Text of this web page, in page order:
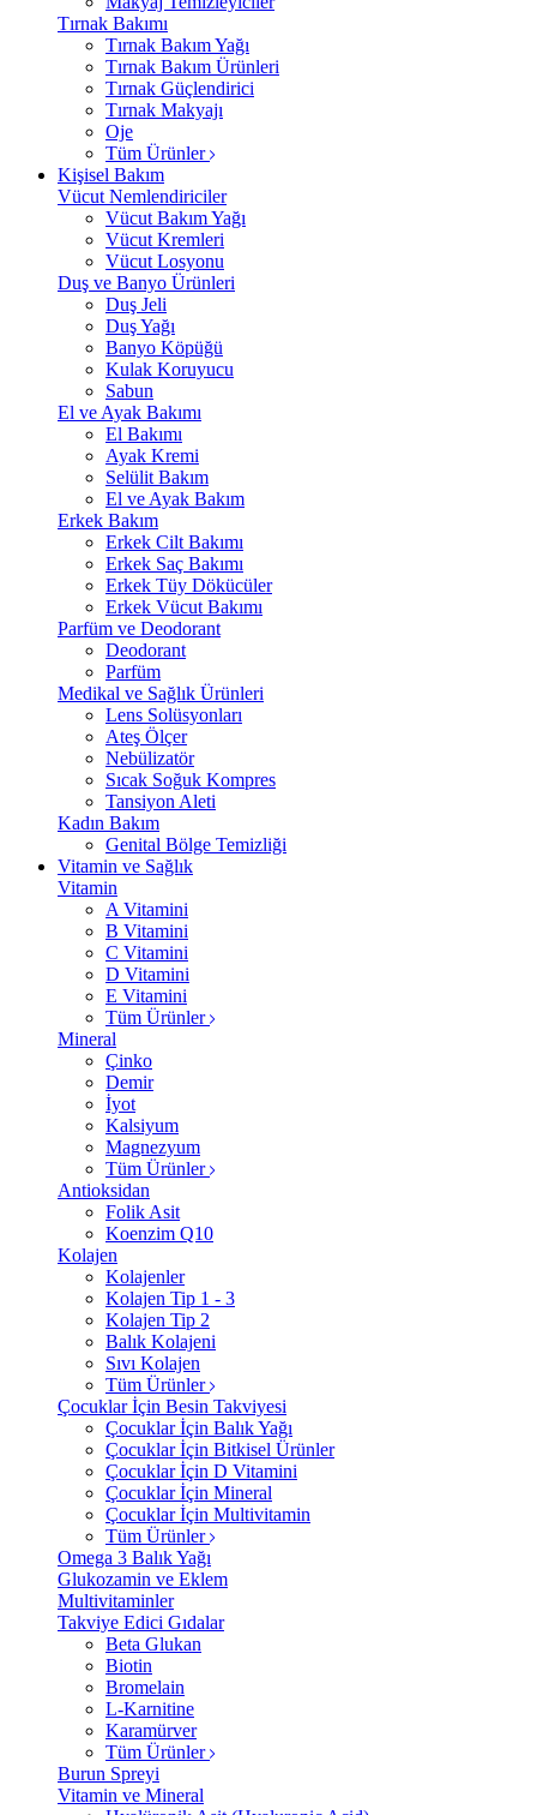
Tırnak Bakımı
Tırnak Bakım Yağı
Tırnak Bakım Ürünleri
Tırnak Güçlendirici
Tırnak Makyajı
Oje
Tüm Ürünler
Kişisel Bakım
Vücut Nemlendiriciler
Vücut Bakım Yağı
Vücut Kremleri
Vücut Losyonu
Duş ve Banyo Ürünleri
Duş Jeli
Duş Yağı
Banyo Köpüğü
Kulak Koruyucu
Sabun
El ve Ayak Bakımı
El Bakımı
Ayak Kremi
Selülit Bakım
El ve Ayak Bakım
Erkek Bakım
Erkek Cilt Bakımı
Erkek Saç Bakımı
Erkek Tüy Dökücüler
Erkek Vücut Bakımı
Parfüm ve Deodorant
Deodorant
Parfüm
Medikal ve Sağlık Ürünleri
Lens Solüsyonları
Ateş Ölçer
Nebülizatör
Sıcak Soğuk Kompres
Tansiyon Aleti
Kadın Bakım
Genital Bölge Temizliği
Vitamin ve Sağlık
Vitamin
A Vitamini
B Vitamini
C Vitamini
D Vitamini
E Vitamini
Tüm Ürünler
Mineral
Çinko
Demir
İyot
Kalsiyum
Magnezyum
Tüm Ürünler
Antioksidan
Folik Asit
Koenzim Q10
Kolajen
Kolajenler
Kolajen Tip 1 - 3
Kolajen Tip 2
Balık Kolajeni
Sıvı Kolajen
Tüm Ürünler
Çocuklar İçin Besin Takviyesi
Çocuklar İçin Balık Yağı
Çocuklar İçin Bitkisel Ürünler
Çocuklar İçin D Vitamini
Çocuklar İçin Mineral
Çocuklar İçin Multivitamin
Tüm Ürünler
Omega 3 Balık Yağı
Glukozamin ve Eklem
Multivitaminler
Takviye Edici Gıdalar
Beta Glukan
Biotin
Bromelain
L-Karnitine
Karamürver
Tüm Ürünler
Burun Spreyi
Vitamin ve Mineral